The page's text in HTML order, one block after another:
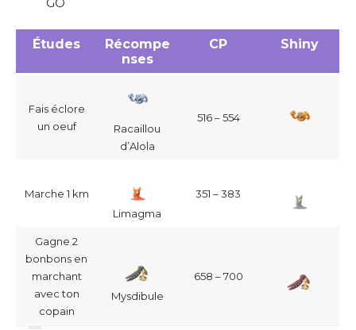
Études
Récompe
nses
CP Shiny
Fais éclore
un oeuf
Racaillou
d’Alola
516 – 554
Marche 1 km
Limagma
351 – 383
Gagne 2
bonbons en
marchant
avec ton
copain
Mysdibule
658 – 700